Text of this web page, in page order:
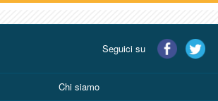
Seguici su
Chi siamo